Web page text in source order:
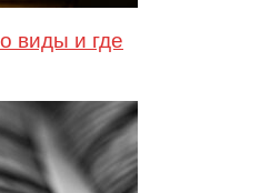
виды и где